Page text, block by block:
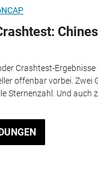
Crashtest-
offenbar vorbei. Zwei
Sternenzahl. Und auch